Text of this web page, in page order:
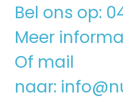
Bel ons op:
Meer
Of mail
naar: